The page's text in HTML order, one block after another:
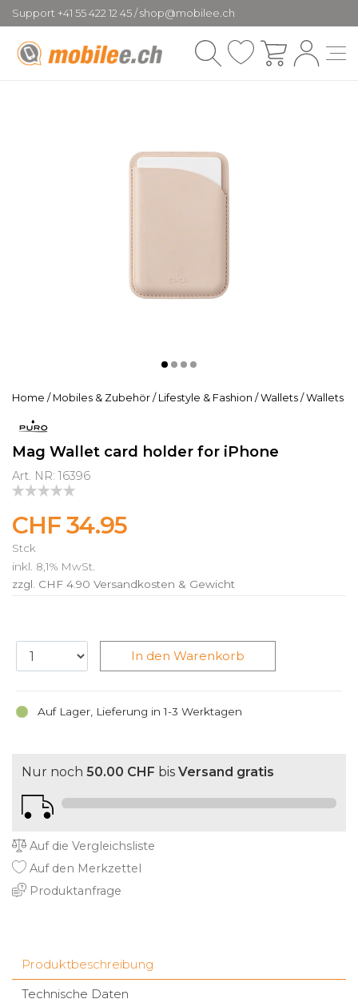
Support +41 55 422 12 45 / shop@mobilee.ch
Home / Mobiles & Zubehör / Lifestyle & Fashion / Wallets / Wallets
Mag Wallet card holder for iPhone
Art. NR: 16396
CHF 34.95
Stck
inkl. 8,1% MwSt.
zzgl. CHF 4.90 Versandkosten & Gewicht
Auf Lager, Lieferung in 1-3 Werktagen
In den Warenkorb
Nur noch 50.00 CHF bis Versand gratis
Auf die Vergleichsliste
Auf den Merkzettel
Produktanfrage
Produktbeschreibung
Technische Daten